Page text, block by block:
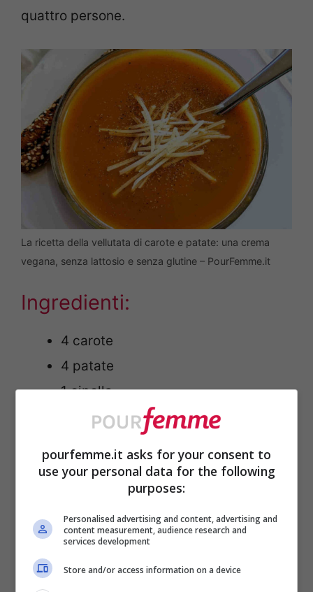
quattro persone.
La ricetta della vellutata di carote e patate: una crema
vegana, senza lattosio e senza glutine – PourFemme.it
Ingredienti:
4 carote
4 patate
1 cipolla
1/2 costa di sedano
100 millilitri di passata di pomodoro
Sale fino q.b.
Preparazione:
Per prima cosa, pelate patate e
pourfemme.it asks for your consent to
use your personal data for the following
purposes:
Personalised advertising and content, advertising and
content measurement, audience research and
services development
Store and/or access information on a device